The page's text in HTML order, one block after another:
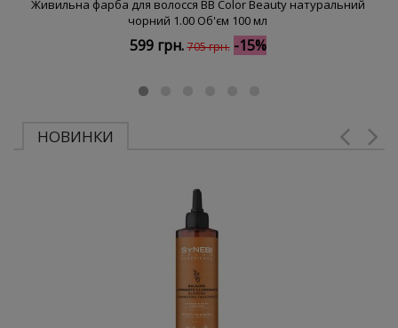
Живильна фарба для волосся BB Color Beauty натуральний
чорний 1.00 Об'єм 100 мл
599 грн. 705 грн. -15%
НОВИНКИ